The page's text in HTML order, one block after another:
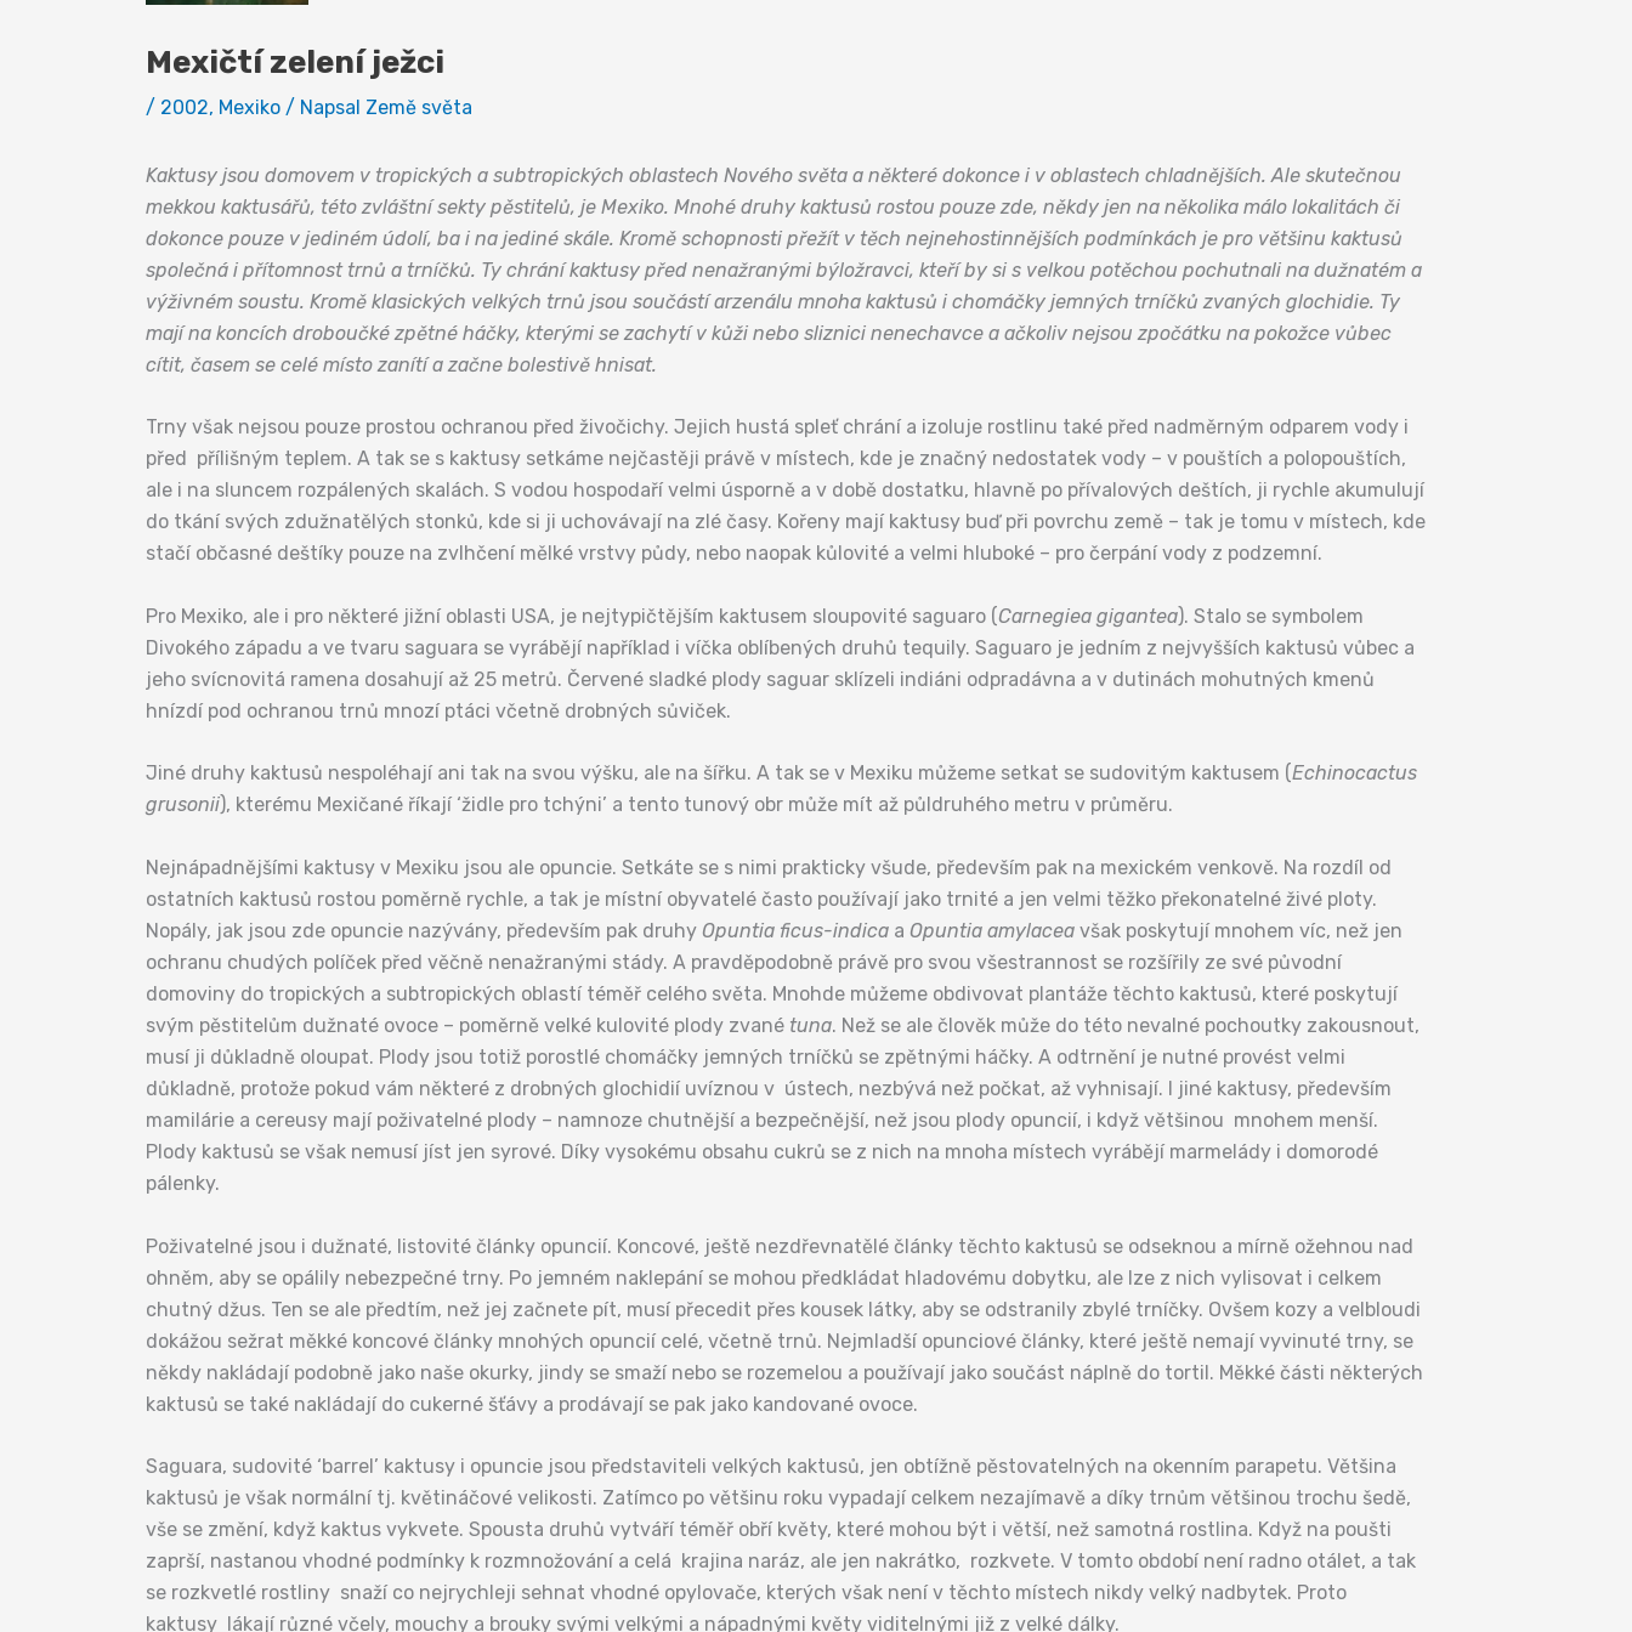
Mexičtí zelení ježci
/ 2002, Mexiko / Napsal Země světa
Kaktusy jsou domovem v tropických a subtropických oblastech Nového světa a některé dokonce i v oblastech chladnějších. Ale skutečnou
mekkou kaktusářů, této zvláštní sekty pěstitelů, je Mexiko. Mnohé druhy kaktusů rostou pouze zde, někdy jen na několika málo lokalitách či
dokonce pouze v jediném údolí, ba i na jediné skále. Kromě schopnosti přežít v těch nejnehostinnějších podmínkách je pro většinu kaktusů
společná i přítomnost trnů a trníčků. Ty chrání kaktusy před nenažranými býložravci, kteří by si s velkou potěchou pochutnali na dužnatém a
výživném soustu. Kromě klasických velkých trnů jsou součástí arzenálu mnoha kaktusů i chomáčky jemných trníčků zvaných glochidie. Ty
mají na koncích droboučké zpětné háčky, kterými se zachytí v kůži nebo sliznici nenechavce a ačkoliv nejsou zpočátku na pokožce vůbec
cítit, časem se celé místo zanítí a začne bolestivě hnisat.
Trny však nejsou pouze prostou ochranou před živočichy. Jejich hustá spleť chrání a izoluje rostlinu také před nadměrným odparem vody i
před přílišným teplem. A tak se s kaktusy setkáme nejčastěji právě v místech, kde je značný nedostatek vody – v pouštích a polopouštích,
ale i na sluncem rozpálených skalách. S vodou hospodaří velmi úsporně a v době dostatku, hlavně po přívalových deštích, ji rychle akumulují
do tkání svých zdužnatělých stonků, kde si ji uchovávají na zlé časy. Kořeny mají kaktusy buď při povrchu země – tak je tomu v místech, kde
stačí občasné deštíky pouze na zvlhčení mělké vrstvy půdy, nebo naopak kůlovité a velmi hluboké – pro čerpání vody z podzemní.
Pro Mexiko, ale i pro některé jižní oblasti USA, je nejtypičtějším kaktusem sloupovité saguaro (Carnegiea gigantea). Stalo se symbolem
Divokého západu a ve tvaru saguara se vyrábějí například i víčka oblíbených druhů tequily. Saguaro je jedním z nejvyšších kaktusů vůbec a
jeho svícnovitá ramena dosahují až 25 metrů. Červené sladké plody saguar sklízeli indiáni odpradávna a v dutinách mohutných kmenů
hnízdí pod ochranou trnů mnozí ptáci včetně drobných sůviček.
Jiné druhy kaktusů nespoléhají ani tak na svou výšku, ale na šířku. A tak se v Mexiku můžeme setkat se sudovitým kaktusem (Echinocactus
grusonii), kterému Mexičané říkají ‘židle pro tchýni’ a tento tunový obr může mít až půldruhého metru v průměru.
Nejnápadnějšími kaktusy v Mexiku jsou ale opuncie. Setkáte se s nimi prakticky všude, především pak na mexickém venkově. Na rozdíl od
ostatních kaktusů rostou poměrně rychle, a tak je místní obyvatelé často používají jako trnité a jen velmi těžko překonatelné živé ploty.
Nopály, jak jsou zde opuncie nazývány, především pak druhy Opuntia ficus-indica a Opuntia amylacea však poskytují mnohem víc, než jen
ochranu chudých políček před věčně nenažranými stády. A pravděpodobně právě pro svou všestrannost se rozšířily ze své původní
domoviny do tropických a subtropických oblastí téměř celého světa. Mnohde můžeme obdivovat plantáže těchto kaktusů, které poskytují
svým pěstitelům dužnaté ovoce – poměrně velké kulovité plody zvané tuna. Než se ale člověk může do této nevalné pochoutky zakousnout,
musí ji důkladně oloupat. Plody jsou totiž porostlé chomáčky jemných trníčků se zpětnými háčky. A odtrnění je nutné provést velmi
důkladně, protože pokud vám některé z drobných glochidií uvíznou v ústech, nezbývá než počkat, až vyhnisají. I jiné kaktusy, především
mamilárie a cereusy mají poživatelné plody – namnoze chutnější a bezpečnější, než jsou plody opuncií, i když většinou mnohem menší.
Plody kaktusů se však nemusí jíst jen syrové. Díky vysokému obsahu cukrů se z nich na mnoha místech vyrábějí marmelády i domorodé
pálenky.
Poživatelné jsou i dužnaté, listovité články opuncií. Koncové, ještě nezdřevnatělé články těchto kaktusů se odseknou a mírně ožehnou nad
ohněm, aby se opálily nebezpečné trny. Po jemném naklepání se mohou předkládat hladovému dobytku, ale lze z nich vylisovat i celkem
chutný džus. Ten se ale předtím, než jej začnete pít, musí přecedit přes kousek látky, aby se odstranily zbylé trníčky. Ovšem kozy a velbloudi
dokážou sežrat měkké koncové články mnohých opuncií celé, včetně trnů. Nejmladší opunciové články, které ještě nemají vyvinuté trny, se
někdy nakládají podobně jako naše okurky, jindy se smaží nebo se rozemelou a používají jako součást náplně do tortil. Měkké části některých
kaktusů se také nakládají do cukerné šťávy a prodávají se pak jako kandované ovoce.
Saguara, sudovité ‘barrel’ kaktusy i opuncie jsou představiteli velkých kaktusů, jen obtížně pěstovatelných na okenním parapetu. Většina
kaktusů je však normální tj. květináčové velikosti. Zatímco po většinu roku vypadají celkem nezajímavě a díky trnům většinou trochu šedě,
vše se změní, když kaktus vykvete. Spousta druhů vytváří téměř obří květy, které mohou být i větší, než samotná rostlina. Když na poušti
zaprší, nastanou vhodné podmínky k rozmnožování a celá krajina naráz, ale jen nakrátko, rozkvete. V tomto období není radno otálet, a tak
se rozkvetlé rostliny snaží co nejrychleji sehnat vhodné opylovače, kterých však není v těchto místech nikdy velký nadbytek. Proto
kaktusy lákají různé včely, mouchy a brouky svými velkými a nápadnými květy viditelnými již z velké dálky.